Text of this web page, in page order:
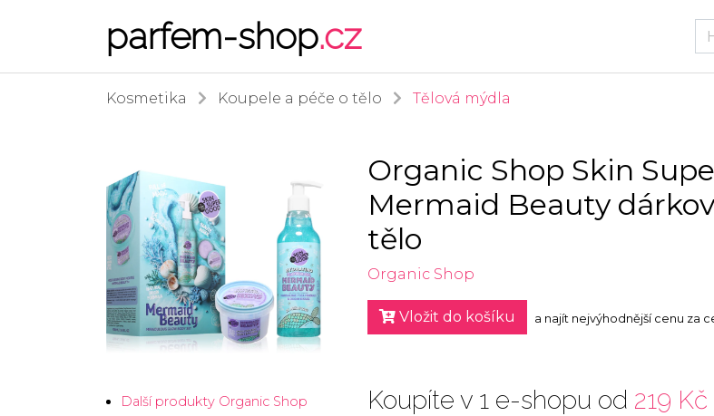
parfem-shop.cz
Kosmetika Koupele a péče o tělo Tělová mýdla
Další produkty Organic Shop
Organic Shop Skin
Mermaid Beauty
tělo
Organic Shop
Vložit do košíku a najít nejvýhodnější cenu za
Koupíte v 1 e-shopu od 219 Kč